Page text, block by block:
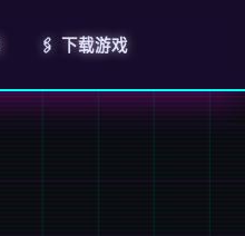
🖇️ 下载游戏